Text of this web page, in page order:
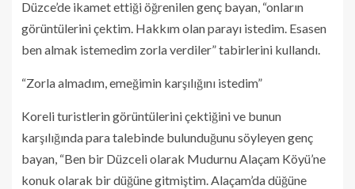
Düzce’de ikamet ettiği öğrenilen genç bayan, “onların
görüntülerini çektim. Hakkım olan parayı istedim. Esasen
ben almak istemedim zorla verdiler” tabirlerini kullandı.
“Zorla almadım, emeğimin karşılığını istedim”
Koreli turistlerin görüntülerini çektiğini ve bunun
karşılığında para talebinde bulunduğunu söyleyen genç
bayan, “Ben bir Düzceli olarak Mudurnu Alaçam Köyü’ne
konuk olarak bir düğüne gitmiştim. Alaçam’da düğüne